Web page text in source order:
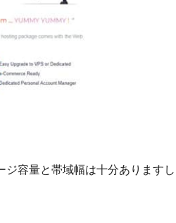
容量と帯域幅は十分ありますし